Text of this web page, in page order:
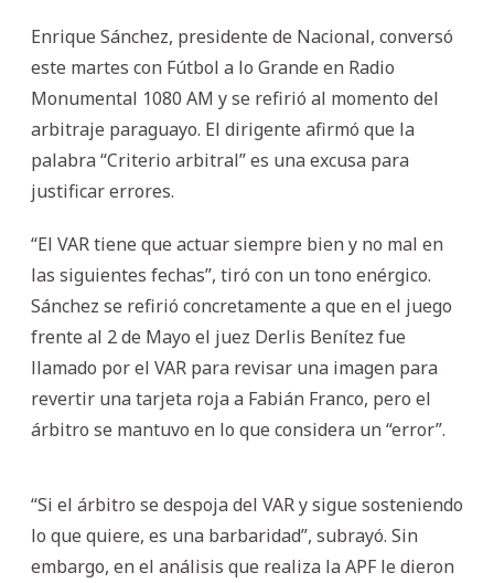
Enrique Sánchez, presidente de Nacional, conversó
este martes con Fútbol a lo Grande en Radio
Monumental 1080 AM y se refirió al momento del
arbitraje paraguayo. El dirigente afirmó que la
palabra “Criterio arbitral” es una excusa para
justificar errores.
“El VAR tiene que actuar siempre bien y no mal en
las siguientes fechas”, tiró con un tono enérgico.
Sánchez se refirió concretamente a que en el juego
frente al 2 de Mayo el juez Derlis Benítez fue
llamado por el VAR para revisar una imagen para
revertir una tarjeta roja a Fabián Franco, pero el
árbitro se mantuvo en lo que considera un “error”.
“Si el árbitro se despoja del VAR y sigue sosteniendo
lo que quiere, es una barbaridad”, subrayó. Sin
embargo, en el análisis que realiza la APF le dieron